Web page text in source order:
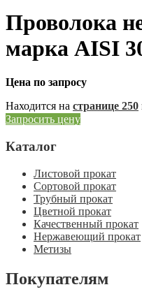
Проволока
марка AISI
Цена по запросу
Находится на странице 250
Запросить цену
Каталог
Листовой прокат
Сортовой прокат
Трубный прокат
Цветной прокат
Качественный прокат
Нержавеющий прокат
Метизы
Покупателям